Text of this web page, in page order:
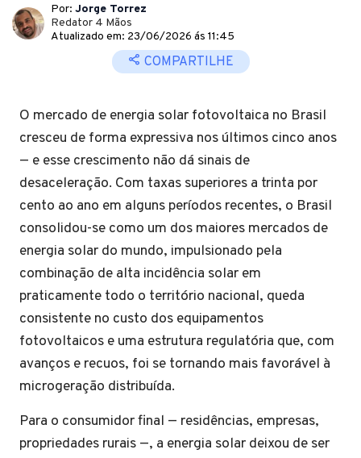
Por: Jorge Torrez
Redator 4 Mãos
Atualizado em: 23/06/2026 ás 11:45
COMPARTILHE
O mercado de energia solar fotovoltaica no Brasil
cresceu de forma expressiva nos últimos cinco anos
— e esse crescimento não dá sinais de
desaceleração. Com taxas superiores a trinta por
cento ao ano em alguns períodos recentes, o Brasil
consolidou-se como um dos maiores mercados de
energia solar do mundo, impulsionado pela
combinação de alta incidência solar em
praticamente todo o território nacional, queda
consistente no custo dos equipamentos
fotovoltaicos e uma estrutura regulatória que, com
avanços e recuos, foi se tornando mais favorável à
microgeração distribuída.
Para o consumidor final — residências, empresas,
propriedades rurais —, a energia solar deixou de ser